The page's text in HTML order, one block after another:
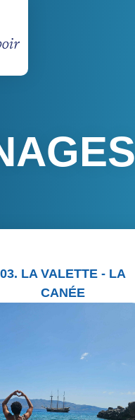
03. LA VALETTE - LA
CANÉE